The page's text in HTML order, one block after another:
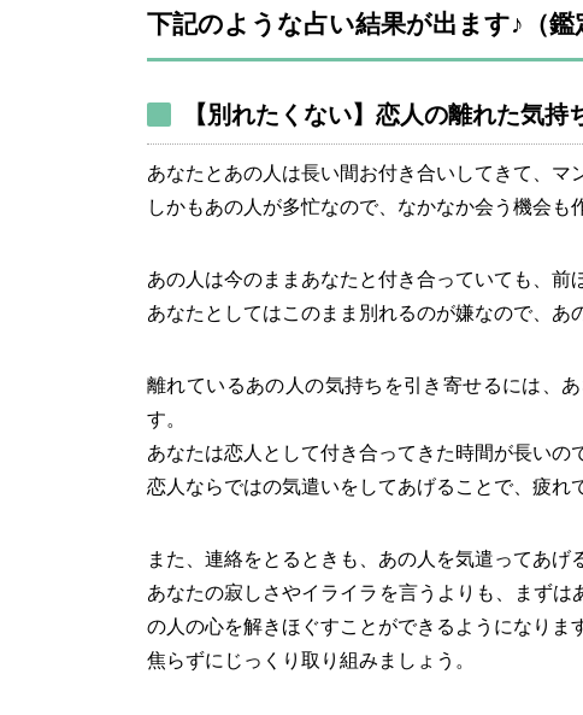
下記のような占い結果が出ます♪（鑑
【別れたくない】恋人の離れた気
あなたとあの人は長い間お付き合いしてきて、マ
しかもあの人が多忙なので、なかなか会う機会も
あの人は今のままあなたと付き合っていても、前
あなたとしてはこのまま別れるのが嫌なので、あ
離れているあの人の気持ちを引き寄せるには、
す。
あなたは恋人として付き合ってきた時間が長いの
恋人ならではの気遣いをしてあげることで、疲れ
また、連絡をとるときも、あの人を気遣ってあげ
あなたの寂しさやイライラを言うよりも、まず
の人の心を解きほぐすことができるようになりま
焦らずにじっくり取り組みましょう。